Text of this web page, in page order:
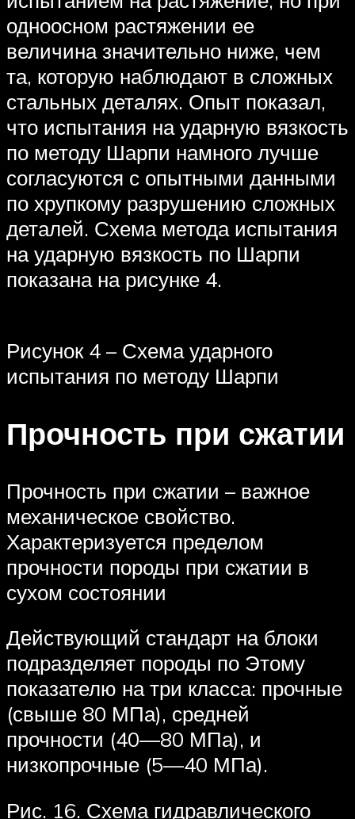
одноосном растяжении ее
величина значительно ниже, чем
та, которую наблюдают в сложных
стальных деталях. Опыт показал,
что испытания на ударную вязкость
по методу Шарпи намного лучше
согласуются с опытными данными
по хрупкому разрушению сложных
деталей. Схема метода испытания
на ударную вязкость по Шарпи
показана на рисунке 4.
Рисунок 4 – Схема ударного
испытания по методу Шарпи
Прочность при сжатии
Прочность при сжатии – важное
механическое свойство.
Характеризуется пределом
прочности породы при сжатии в
сухом состоянии
Действующий стандарт на блоки
подразделяет породы по Этому
показателю на три класса: прочные
(свыше 80 МПа), средней
прочности (40—80 МПа), и
низкопрочные (5—40 МПа).
Рис. 16. Схема гидравлического